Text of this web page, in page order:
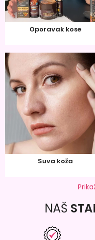
Oporavak kose
Suva koža
NAŠ